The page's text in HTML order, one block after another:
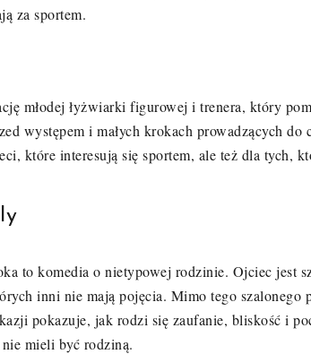
za sportem.
młodej łyżwiarki figurowej i trenera, który
występem i małych krokach prowadzących
które interesują się sportem, ale też dla tych,
to komedia o nietypowej rodzinie. Ojciec jest
inni nie mają pojęcia. Mimo tego szalonego
pokazuje, jak rodzi się zaufanie, bliskość i
mieli być rodziną.